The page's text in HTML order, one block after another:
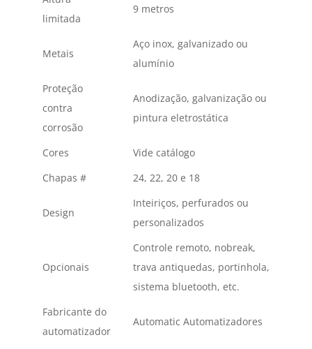
limitada
9 metros
Metais
Aço inox, galvanizado ou
alumínio
Proteção
contra
corrosão
Anodização, galvanização ou
pintura eletrostática
Cores
Vide catálogo
Chapas #
24, 22, 20 e 18
Design
Inteiriços, perfurados ou
personalizados
Opcionais
Controle remoto, nobreak,
trava antiquedas, portinhola,
sistema bluetooth, etc.
Fabricante do
automatizador
Automatic Automatizadores